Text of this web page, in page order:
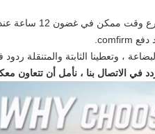
عندما لا يكون وقت العمل لدينا.
، وتعطينا الثابتة والمتنقلة
في الاتصال بنا ، نأمل أن تتعاون